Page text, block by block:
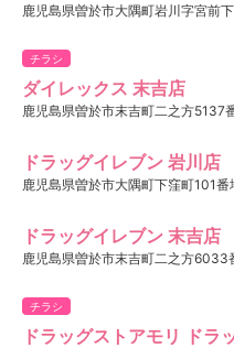
鹿児島県曽於市大隅町岩川字宮前
チラシ
ダイレックス 末吉店
鹿児島県曽於市末吉町二之方5137
ドラッグイレブン 岩川店
鹿児島県曽於市大隅町下窪町101番
ドラッグイレブン 末吉店
鹿児島県曽於市末吉町二之方6033
チラシ
ドラッグストアモリ ドラ